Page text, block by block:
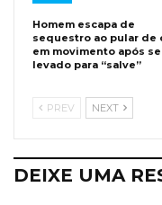
Homem escapa de
sequestro ao pular de
em movimento após
levado para “salve”
PREV NEXT
DEIXE UMA